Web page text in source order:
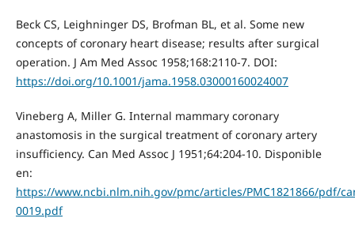
Beck CS, Leighninger DS, Brofman BL, et al. Some new
concepts of coronary heart disease; results after surgical
operation. J Am Med Assoc 1958;168:2110-7. DOI:
https://doi.org/10.1001/jama.1958.03000160024007
Vineberg A, Miller G. Internal mammary coronary
anastomosis in the surgical treatment of coronary artery
insufficiency. Can Med Assoc J 1951;64:204-10. Disponible
en:
https://www.ncbi.nlm.nih.gov/pmc/articles/PMC1821866/pdf/
0019.pdf